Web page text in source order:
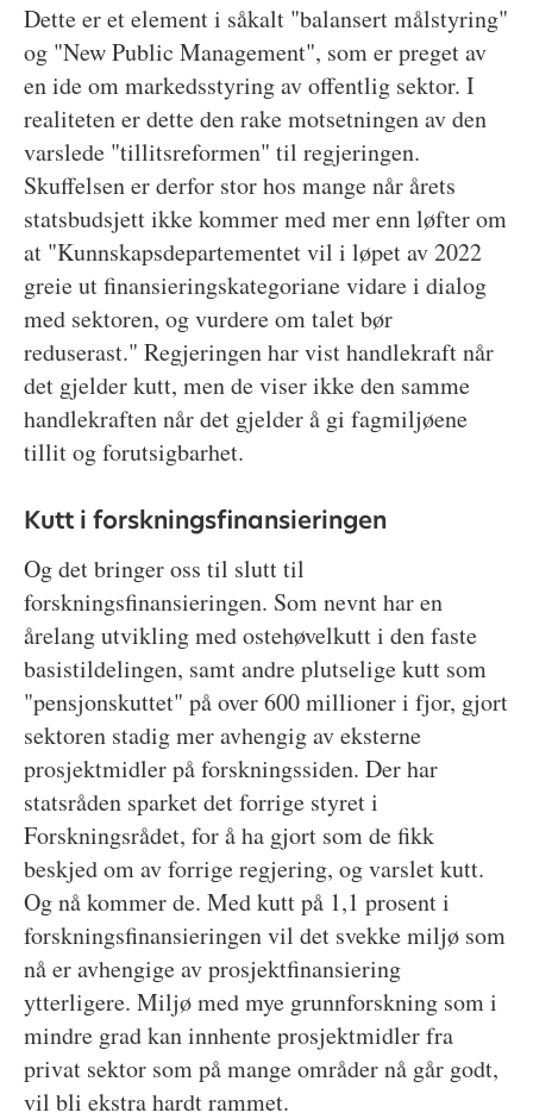
Dette er et element i såkalt "balansert målstyring"
og "New Public Management", som er preget av
en ide om markedsstyring av offentlig sektor. I
realiteten er dette den rake motsetningen av den
varslede "tillitsreformen" til regjeringen.
Skuffelsen er derfor stor hos mange når årets
statsbudsjett ikke kommer med mer enn løfter om
at "Kunnskapsdepartementet vil i løpet av 2022
greie ut finansieringskategoriane vidare i dialog
med sektoren, og vurdere om talet bør
reduserast." Regjeringen har vist handlekraft når
det gjelder kutt, men de viser ikke den samme
handlekraften når det gjelder å gi fagmiljøene
tillit og forutsigbarhet.
Kutt i forskningsfinansieringen
Og det bringer oss til slutt til
forskningsfinansieringen. Som nevnt har en
årelang utvikling med ostehøvelkutt i den faste
basistildelingen, samt andre plutselige kutt som
"pensjonskuttet" på over 600 millioner i fjor, gjort
sektoren stadig mer avhengig av eksterne
prosjektmidler på forskningssiden. Der har
statsråden sparket det forrige styret i
Forskningsrådet, for å ha gjort som de fikk
beskjed om av forrige regjering, og varslet kutt.
Og nå kommer de. Med kutt på 1,1 prosent i
forskningsfinansieringen vil det svekke miljø som
nå er avhengige av prosjektfinansiering
ytterligere. Miljø med mye grunnforskning som i
mindre grad kan innhente prosjektmidler fra
privat sektor som på mange områder nå går godt,
vil bli ekstra hardt rammet.